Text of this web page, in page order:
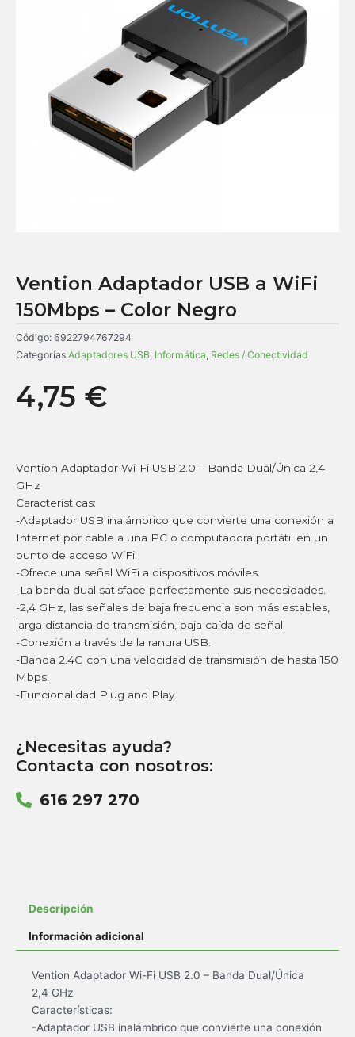
Vention Adaptador USB a WiFi
150Mbps – Color Negro
Código: 6922794767294
Categorías Adaptadores USB, Informática, Redes / Conectividad
4,75 €
Vention Adaptador Wi-Fi USB 2.0 – Banda Dual/Única 2,4
GHz
Características:
-Adaptador USB inalámbrico que convierte una conexión a
Internet por cable a una PC o computadora portátil en un
punto de acceso WiFi.
-Ofrece una señal WiFi a dispositivos móviles.
-La banda dual satisface perfectamente sus necesidades.
-2,4 GHz, las señales de baja frecuencia son más estables,
larga distancia de transmisión, baja caída de señal.
-Conexión a través de la ranura USB.
-Banda 2.4G con una velocidad de transmisión de hasta 150
Mbps.
-Funcionalidad Plug and Play.
¿Necesitas ayuda?
Contacta con nosotros:
616 297 270
Descripción
Información adicional
Vention Adaptador Wi-Fi USB 2.0 – Banda Dual/Única
2,4 GHz
Características:
-Adaptador USB inalámbrico que convierte una conexión